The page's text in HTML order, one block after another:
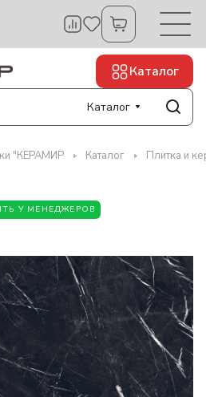
Каталог
Каталог
"КЕРАМИР Каталог Плитка и
У МЕНЕДЖЕРОВ